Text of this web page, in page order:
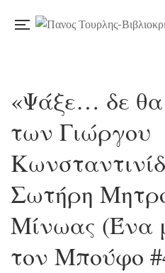
«Ψάξε… δε θα
των Γιώργου
Σωτήρη
Μίνωας (Ένα
τον Μπούφο